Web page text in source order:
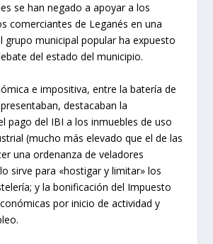
se han negado a apoyar a los
comerciantes de Leganés en una
grupo municipal popular ha expuesto
del estado del municipio.
e impositiva, entre la batería de
destacaban la
pago del IBI a los inmuebles de uso
(mucho más elevado que el de las
una ordenanza de veladores
sirve para «hostigar y limitar» los
y la bonificación del Impuesto
por inicio de actividad y